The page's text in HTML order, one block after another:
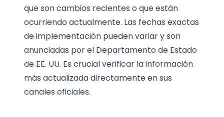
que son cambios recientes o que están
ocurriendo actualmente. Las fechas exactas
de implementación pueden variar y son
anunciadas por el Departamento de Estado
de EE. UU. Es crucial verificar la información
más actualizada directamente en sus
canales oficiales.